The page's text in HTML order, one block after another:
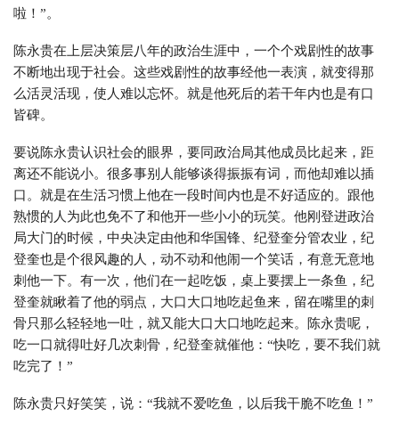
啦！”。
陈永贵在上层决策层八年的政治生涯中，一个个戏剧性的故事
不断地出现于社会。这些戏剧性的故事经他一表演，就变得那
么活灵活现，使人难以忘怀。就是他死后的若干年内也是有口
皆碑。
要说陈永贵认识社会的眼界，要同政治局其他成员比起来，距
离还不能说小。很多事别人能够谈得振振有词，而他却难以插
口。就是在生活习惯上他在一段时间内也是不好适应的。跟他
熟惯的人为此也免不了和他开一些小小的玩笑。他刚登进政治
局大门的时候，中央决定由他和华国锋、纪登奎分管农业，纪
登奎也是个很风趣的人，动不动和他闹一个笑话，有意无意地
刺他一下。有一次，他们在一起吃饭，桌上要摆上一条鱼，纪
登奎就瞅着了他的弱点，大口大口地吃起鱼来，留在嘴里的刺
骨只那么轻轻地一吐，就又能大口大口地吃起来。陈永贵呢，
吃一口就得吐好几次刺骨，纪登奎就催他：“快吃，要不我们就
吃完了！”
陈永贵只好笑笑，说：“我就不爱吃鱼，以后我干脆不吃鱼！”